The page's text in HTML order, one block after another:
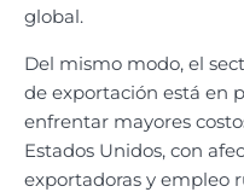
global.
Del mismo modo, el
de exportación está en
enfrentar mayores
Estados Unidos, con
exportadoras y empleo